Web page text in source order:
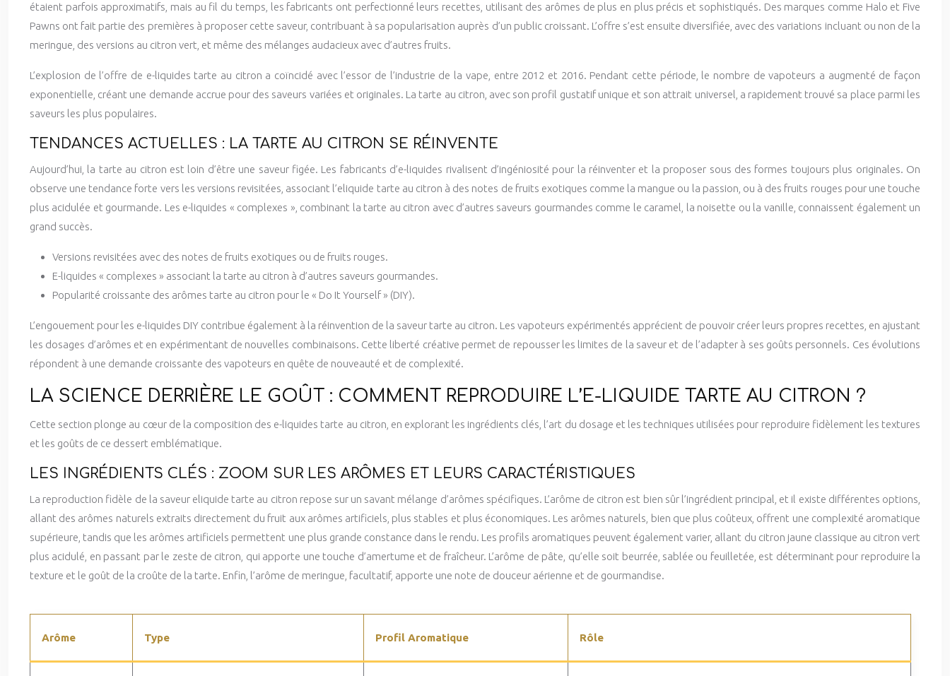
étaient parfois approximatifs, mais au fil du temps, les fabricants ont perfectionné leurs recettes, utilisant des arômes de plus en plus précis et sophistiqués. Des marques comme Halo et Five
Pawns ont fait partie des premières à proposer cette saveur, contribuant à sa popularisation auprès d’un public croissant. L’offre s’est ensuite diversifiée, avec des variations incluant ou non de la
meringue, des versions au citron vert, et même des mélanges audacieux avec d’autres fruits.
L’explosion de l’offre de e-liquides tarte au citron a coïncidé avec l’essor de l’industrie de la vape, entre 2012 et 2016. Pendant cette période, le nombre de vapoteurs a augmenté de façon
exponentielle, créant une demande accrue pour des saveurs variées et originales. La tarte au citron, avec son profil gustatif unique et son attrait universel, a rapidement trouvé sa place parmi les
saveurs les plus populaires.
TENDANCES ACTUELLES : LA TARTE AU CITRON SE RÉINVENTE
Aujourd’hui, la tarte au citron est loin d’être une saveur figée. Les fabricants d’e-liquides rivalisent d’ingéniosité pour la réinventer et la proposer sous des formes toujours plus originales. On
observe une tendance forte vers les versions revisitées, associant l’eliquide tarte au citron à des notes de fruits exotiques comme la mangue ou la passion, ou à des fruits rouges pour une touche
plus acidulée et gourmande. Les e-liquides « complexes », combinant la tarte au citron avec d’autres saveurs gourmandes comme le caramel, la noisette ou la vanille, connaissent également un
grand succès.
Versions revisitées avec des notes de fruits exotiques ou de fruits rouges.
E-liquides « complexes » associant la tarte au citron à d’autres saveurs gourmandes.
Popularité croissante des arômes tarte au citron pour le « Do It Yourself » (DIY).
L’engouement pour les e-liquides DIY contribue également à la réinvention de la saveur tarte au citron. Les vapoteurs expérimentés apprécient de pouvoir créer leurs propres recettes, en ajustant
les dosages d’arômes et en expérimentant de nouvelles combinaisons. Cette liberté créative permet de repousser les limites de la saveur et de l’adapter à ses goûts personnels. Ces évolutions
répondent à une demande croissante des vapoteurs en quête de nouveauté et de complexité.
LA SCIENCE DERRIÈRE LE GOÛT : COMMENT REPRODUIRE L’E-LIQUIDE TARTE AU CITRON ?
Cette section plonge au cœur de la composition des e-liquides tarte au citron, en explorant les ingrédients clés, l’art du dosage et les techniques utilisées pour reproduire fidèlement les textures
et les goûts de ce dessert emblématique.
LES INGRÉDIENTS CLÉS : ZOOM SUR LES ARÔMES ET LEURS CARACTÉRISTIQUES
La reproduction fidèle de la saveur eliquide tarte au citron repose sur un savant mélange d’arômes spécifiques. L’arôme de citron est bien sûr l’ingrédient principal, et il existe différentes options,
allant des arômes naturels extraits directement du fruit aux arômes artificiels, plus stables et plus économiques. Les arômes naturels, bien que plus coûteux, offrent une complexité aromatique
supérieure, tandis que les arômes artificiels permettent une plus grande constance dans le rendu. Les profils aromatiques peuvent également varier, allant du citron jaune classique au citron vert
plus acidulé, en passant par le zeste de citron, qui apporte une touche d’amertume et de fraîcheur. L’arôme de pâte, qu’elle soit beurrée, sablée ou feuilletée, est déterminant pour reproduire la
texture et le goût de la croûte de la tarte. Enfin, l’arôme de meringue, facultatif, apporte une note de douceur aérienne et de gourmandise.
Arôme Type Profil Aromatique Rôle